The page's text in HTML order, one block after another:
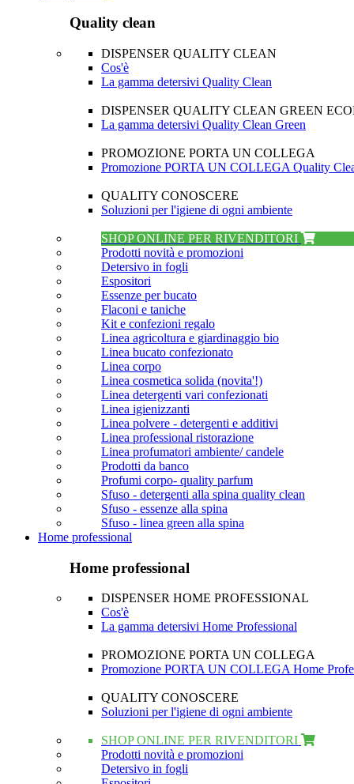
Quality clean
DISPENSER QUALITY CLEAN
Cos'è
La gamma detersivi Quality Clean
DISPENSER QUALITY CLEAN GREEN
La gamma detersivi Quality Clean Green
PROMOZIONE PORTA UN COLLEGA
Promozione PORTA UN COLLEGA Quality
QUALITY CONOSCERE
Soluzioni per l'igiene di ogni ambiente
SHOP ONLINE PER RIVENDITORI
Prodotti novità e promozioni
Detersivo in fogli
Espositori
Essenze per bucato
Flaconi e taniche
Kit e confezioni regalo
Linea agricoltura e giardinaggio bio
Linea bucato confezionato
Linea corpo
Linea cosmetica solida (novita'!)
Linea detergenti vari confezionati
Linea igienizzanti
Linea polvere - detergenti e additivi
Linea professional ristorazione
Linea profumatori ambiente/ candele
Prodotti da banco
Profumi corpo- quality parfum
Sfuso - detergenti alla spina quality clean
Sfuso - essenze alla spina
Sfuso - linea green alla spina
Home professional
Home professional
DISPENSER HOME PROFESSIONAL
Cos'è
La gamma detersivi Home Professional
PROMOZIONE PORTA UN COLLEGA
Promozione PORTA UN COLLEGA Home
QUALITY CONOSCERE
Soluzioni per l'igiene di ogni ambiente
SHOP ONLINE PER RIVENDITORI
Prodotti novità e promozioni
Detersivo in fogli